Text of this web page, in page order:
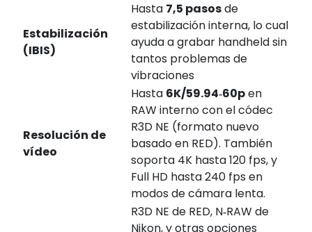
Estabilización
(IBIS)
Hasta 7,5 pasosde
estabilización interna, lo cual
ayuda a grabar handheld sin
tantos problemas de
vibraciones
Resolución de
vídeo
Hasta 6K/59.94‑60pen
RAW interno con el códec
R3D NE (formato nuevo
basado en RED). También
soporta 4K hasta 120 fps, y
Full HD hasta 240 fps en
modos de cámara lenta.
R3D NE de RED, N‑RAW de
Nikon, y otras opciones